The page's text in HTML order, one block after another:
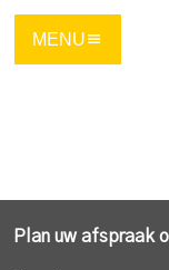
Ga
direct
naar
Plan uw afspraak